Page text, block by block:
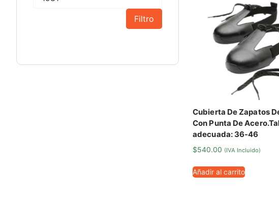
Filtro
Cubierta De Zapatos
Con Punta De
adecuada: 36-46
$540.00 (IVA Incluido)
Añadir al carrito